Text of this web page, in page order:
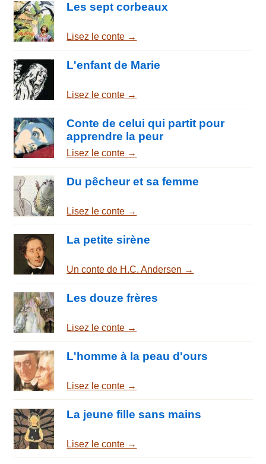
Les sept corbeaux
Lisez le conte →
L'enfant de Marie
Lisez le conte →
Conte de celui qui partit pour
apprendre la peur
Lisez le conte →
Du pêcheur et sa femme
Lisez le conte →
La petite sirène
Un conte de H.C. Andersen →
Les douze frères
Lisez le conte →
L'homme à la peau d'ours
Lisez le conte →
La jeune fille sans mains
Lisez le conte →